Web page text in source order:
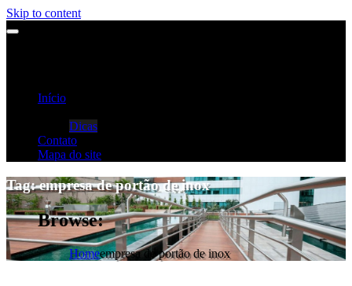
Skip to content
Início
Dicas
Contato
Mapa do site
Tag:empresa de portão de inox
Browse:
Homeempresa de portão de inox